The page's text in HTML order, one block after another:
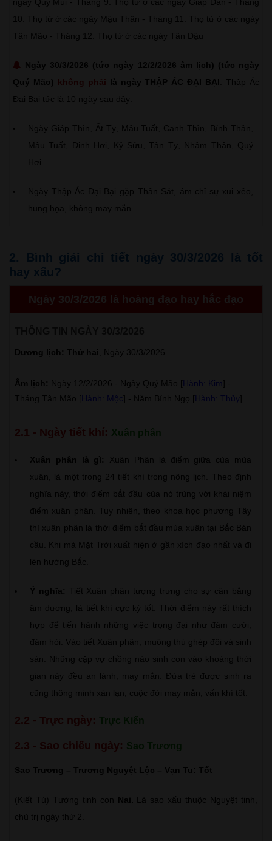
10: Thọ tử ở các ngày Mậu Thân - Tháng 11: Thọ tử ở các ngày
Tân Mão - Tháng 12: Thọ tử ở các ngày Tân Dậu
Ngày 30/3/2026 (tức ngày 12/2/2026 âm lịch) (tức ngày
Quý Mão) không phải là ngày THẬP ÁC ĐẠI BẠI . Thập Ác
Đại Bại tức là 10 ngày sau đây:
Ngày Giáp Thìn, Ất Tỵ, Mậu Tuất, Canh Thìn, Bính Thân,
Mậu Tuất, Đinh Hợi, Kỷ Sửu, Tân Tỵ, Nhâm Thân, Quý
Hợi.
Ngày Thập Ác Đại Bại gặp Thần Sát, ám chỉ sự xui xẻo,
hung họa, không may mắn.
2. Bình giải chi tiết ngày 30/3/2026 là tốt
hay xấu?
Ngày 30/3/2026 là hoàng đạo hay hắc đạo
Dương lịch: Thứ hai , Ngày 30/3/2026
Âm lịch: Ngày 12/2/2026 - Ngày Quý Mão [ Hành: Kim
] -
Tháng Tân Mão [ Hành: Mộc ] - Năm Bính Ngọ [ Hành: Thủy
2.1 - Ngày tiết khí: Xuân phân
Xuân phân là gì:
Xuân Phân là điểm giữa của mùa
xuân, là một trong 24 tiết khí trong nông lịch. Theo định
nghĩa này, thời điểm bắt đầu của nó trùng với khái niệm
điểm xuân phân. Tuy nhiên, theo khoa học phương Tây
thì xuân phân là thời điểm bắt đầu mùa xuân tại Bắc Bán
cầu. Khi mà Mặt Trời xuất hiện ở gần xích đạo nhất và đi
lên hướng Bắc.
Ý nghĩa: Tiết Xuân phân tượng trưng cho sự cân bằng
âm dương, là tiết khí cực kỳ tốt. Thời điểm này rất thích
hợp để tiến hành những việc trọng đại như đám cưới,
đám hỏi. Vào tiết Xuân phân, muông thú ghép đôi và sinh
sản. Những cặp vợ chồng nào sinh con vào khoảng thời
gian này đều an lành, may mắn. Đứa trẻ được sinh ra
cũng thông minh xán lạn, cuộc đời may mắn, vấn khí tốt.
2.2 - Trực ngày: Trực Kiến
2.3 - Sao chiếu ngày: Sao Trương
Sao Trương – Trương Nguyệt Lộc – Vạn Tu: Tốt
(Kiết Tú) Tướng tinh con Nai. Là sao xấu thuộc Nguyệt tinh,
chủ trị ngày thứ 2.